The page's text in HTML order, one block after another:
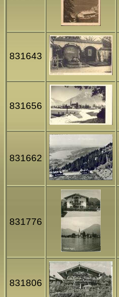
831643
831656
831662
831776
831806